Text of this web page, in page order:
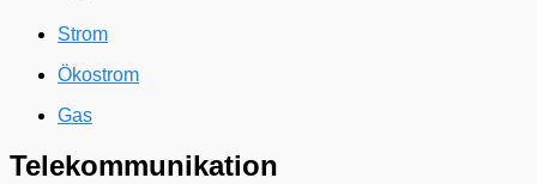
Strom
Ökostrom
Gas
Telekommunikation